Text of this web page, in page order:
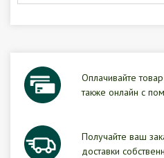
Оплачивайте
также онлайн с
Получайте ваш
доставки